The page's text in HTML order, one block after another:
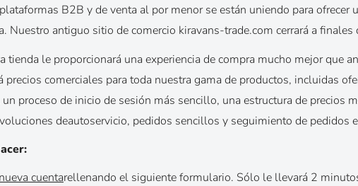
B2B y de venta al por menor se están uniendo para ofrecer
Nuestro antiguo sitio de comercio kiravans-trade.com cerrará a
tienda le proporcionará una experiencia de compra mucho mejor que
precios comerciales para toda nuestra gama de productos, incluidas
un proceso de inicio de sesión más sencillo, una estructura de precios
deautoservicio, pedidos sencillos y seguimiento de pedidos
cuentarellenando el siguiente formulario. Sólo le llevará 2